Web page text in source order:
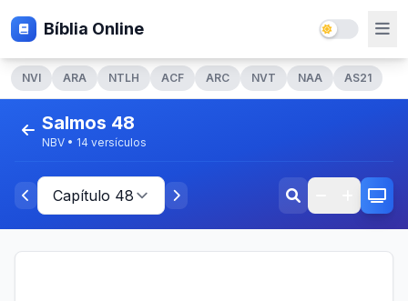
Bíblia Online
NVI ARA NTLH ACF ARC NVT NAA AS21
Salmos 48
NBV • 14 versículos